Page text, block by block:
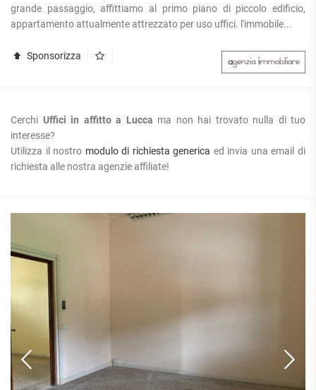
grande passaggio, affittiamo al primo piano di piccolo edificio,
appartamento attualmente attrezzato per uso uffici. l'immobile...
Sponsorizza
Cerchi Uffici in affitto a Lucca ma non hai trovato nulla di tuo
interesse?
Utilizza il nostro modulo di richiesta generica ed invia una email di
richiesta alle nostra agenzie affiliate!